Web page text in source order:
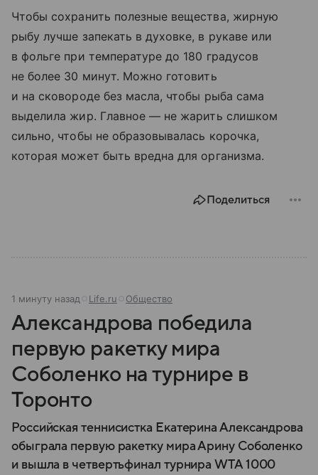
Чтобы сохранить полезные вещества, жирную
рыбу лучше запекать в духовке, в рукаве или
в фольге при температуре до 180 градусов
не более 30 минут. Можно готовить
и на сковороде без масла, чтобы рыба сама
выделила жир. Главное — не жарить слишком
сильно, чтобы не образовывалась корочка,
которая может быть вредна для организма.
Поделиться
1 минуту назад Life.ru Общество
Александрова победила
первую ракетку мира
Соболенко на турнире в
Торонто
Российская теннисистка Екатерина Александрова
обыграла первую ракетку мира Арину Соболенко
и вышла в четвертьфинал турнира WTA 1000